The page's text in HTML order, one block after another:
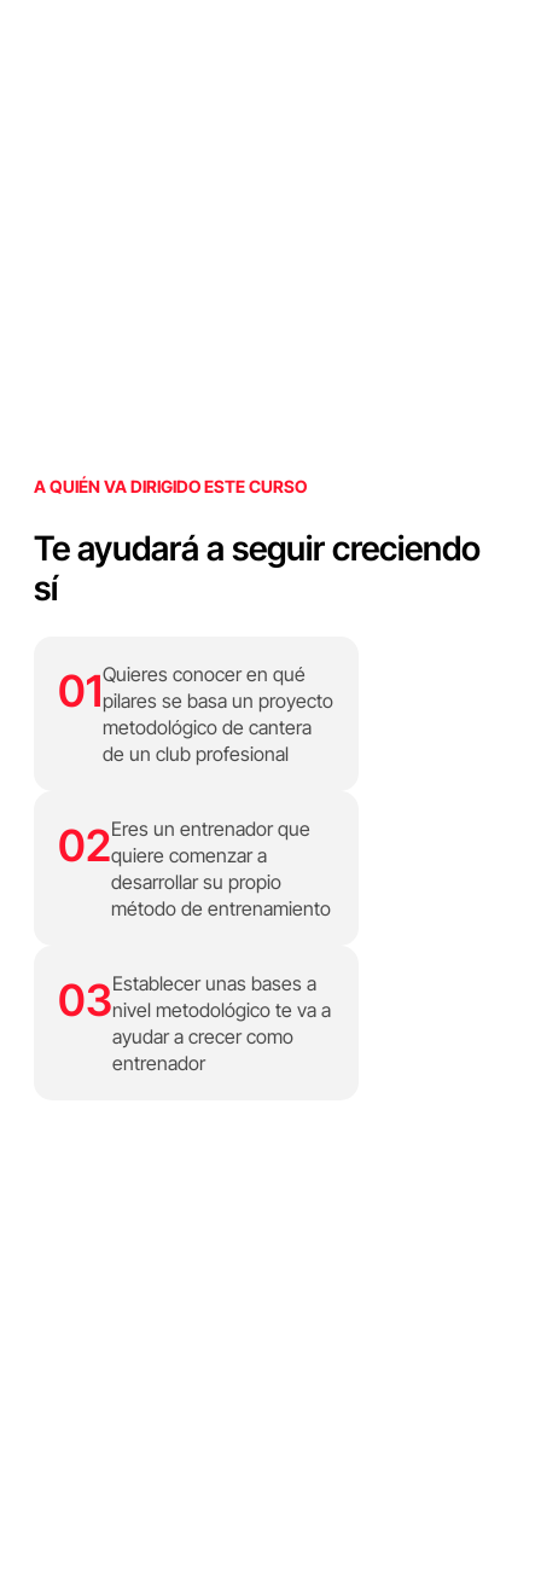
A QUIÉN VA DIRIGIDO ESTE CURSO
Te ayudará a seguir creciendo
sí
01Quieres conocer en qué
pilares se basa un proyecto
metodológico de cantera
de un club profesional
02Eres un entrenador que
quiere comenzar a
desarrollar su propio
método de entrenamiento
03Establecer unas bases a
nivel metodológico te va a
ayudar a crecer como
entrenador